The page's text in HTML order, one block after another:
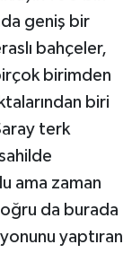
geniş bir
bahçeler,
birimden
biri
terk
ama zaman
da burada
yaptıran